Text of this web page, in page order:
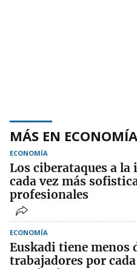
MÁS EN ECONOMÍA
ECONOMÍA
Los ciberataques a
cada vez más
profesionales
ECONOMÍA
Euskadi tiene menos
trabajadores por cada